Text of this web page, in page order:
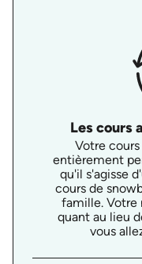
Les cours
Votre
entièrement
qu'il s'agisse
cours de
famille.
quant au lieu
vous